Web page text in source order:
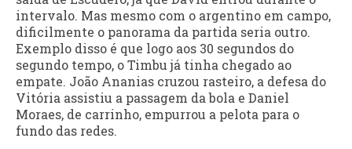
intervalo. Mas mesmo com o argentino em campo,
dificilmente o panorama da partida seria outro.
Exemplo disso é que logo aos 30 segundos do
segundo tempo, o Timbu já tinha chegado ao
empate. João Ananias cruzou rasteiro, a defesa do
Vitória assistiu a passagem da bola e Daniel
Moraes, de carrinho, empurrou a pelota para o
fundo das redes.